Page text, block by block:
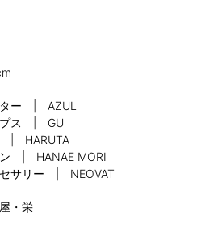
ター | AZUL
プス | GU
| HARUTA
ン | HANAE MORI
サリー | NEOVAT
・栄